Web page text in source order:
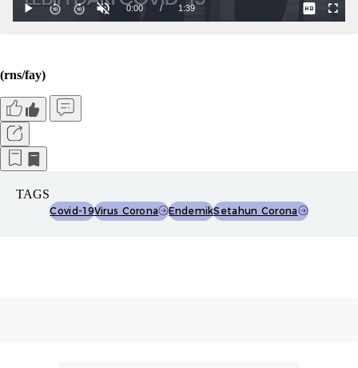
(rns/fay)
TAGS
Covid-19Virus Corona EndemikSetahun Corona